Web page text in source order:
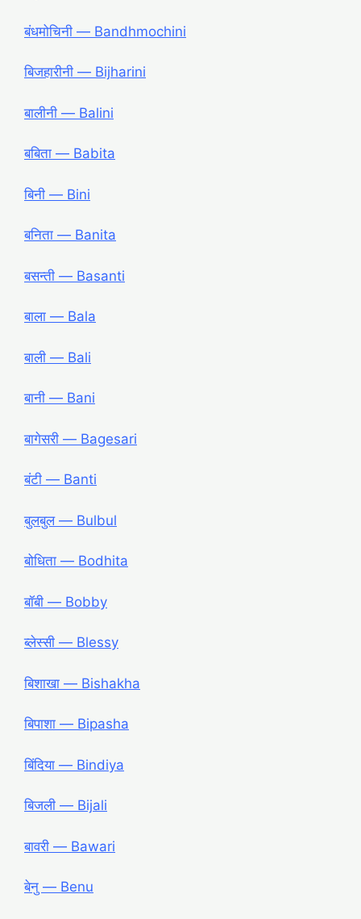
बंधमोचिनी ― Bandhmochini
बिजहारीनी ― Bijharini
बालीनी ― Balini
बबिता ― Babita
बिनी ― Bini
बनिता ― Banita
बसन्ती ― Basanti
बाला ― Bala
बाली ― Bali
बानी ― Bani
बागेसरी ― Bagesari
बंटी ― Banti
बुलबुल ― Bulbul
बोधिता ― Bodhita
बॉबी ― Bobby
ब्लेस्सी ― Blessy
बिशाखा ― Bishakha
बिपाशा ― Bipasha
बिंदिया ― Bindiya
बिजली ― Bijali
बावरी ― Bawari
बेनु ― Benu